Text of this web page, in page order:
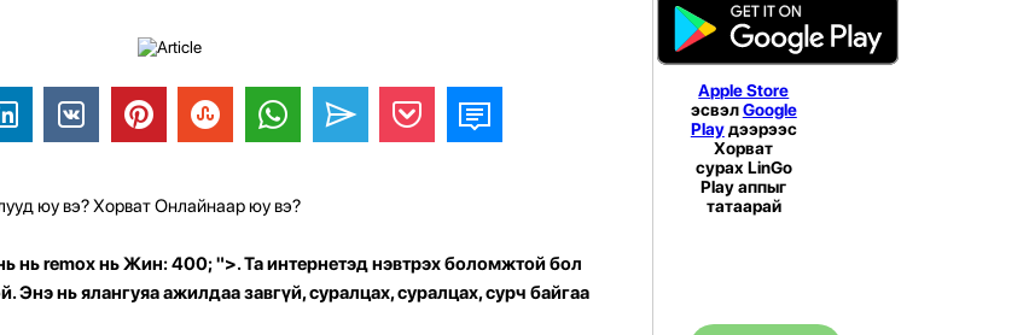
юу вэ? Хорват Онлайнаар юу вэ?
ньremoxнь Жин: 400; ">. Та интернетэд нэвтрэх боломжтой бол
Энэ нь ялангуяа ажилдаа завгүй, суралцах, суралцах, сурч байгаа
Apple Store
эсвэлGoogle
Playдээрээс
Хорват
сурах LinGo
Play аппыг
татаарай